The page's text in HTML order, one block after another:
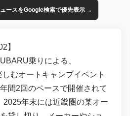
ースをGoogle検索で優先表示→
】
乗りによる、
むオートキャンプイベント
間2回のペースで開催されて
2025年末には近畿圏の某オー